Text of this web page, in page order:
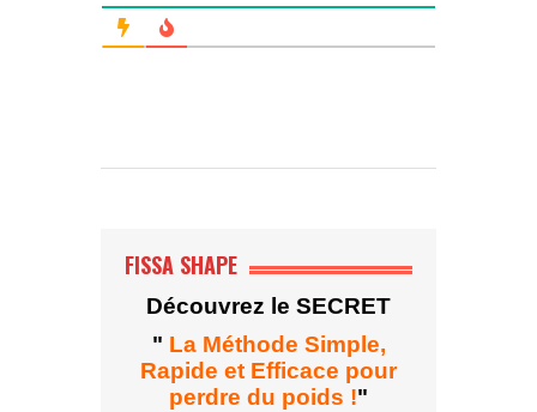
FISSA SHAPE
Découvrez le SECRET
" La Méthode Simple,
Rapide et Efficace pour
perdre du poids !"